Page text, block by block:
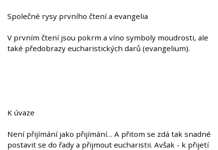
Společné rysy prvního čtení a evangelia
V prvním čtení jsou pokrm a víno symboly moudrosti, ale
také předobrazy eucharistických darů (evangelium).
K úvaze
Není přijímání jako přijímání… A přitom se zdá tak snadné
postavit se do řady a přijmout eucharistii. Avšak - k přijetí